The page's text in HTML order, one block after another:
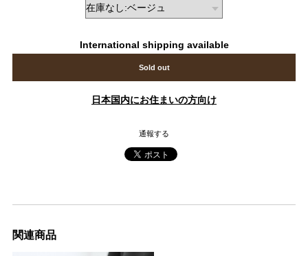
International shipping available
Sold out
日本国内にお住まいの方向け
通報する
関連商品